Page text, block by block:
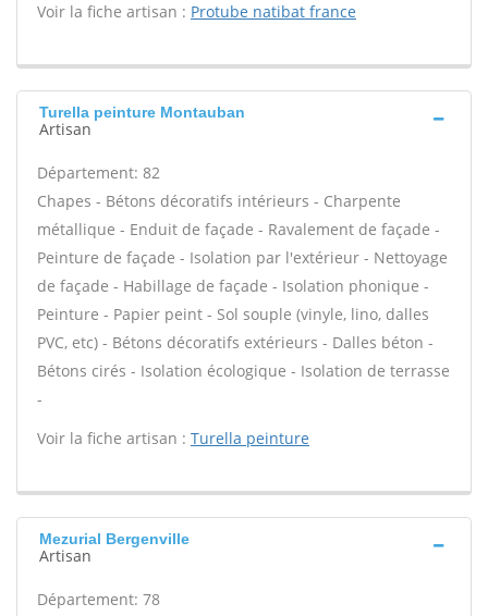
Voir la fiche artisan : Protube natibat france
Turella peinture Montauban
Artisan
Département: 82
Chapes - Bétons décoratifs intérieurs - Charpente
métallique - Enduit de façade - Ravalement de façade -
Peinture de façade - Isolation par l'extérieur - Nettoyage
de façade - Habillage de façade - Isolation phonique -
Peinture - Papier peint - Sol souple (vinyle, lino, dalles
PVC, etc) - Bétons décoratifs extérieurs - Dalles béton -
Bétons cirés - Isolation écologique - Isolation de terrasse
-
Voir la fiche artisan : Turella peinture
Mezurial Bergenville
Artisan
Département: 78